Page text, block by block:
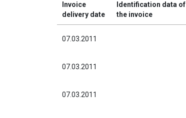
Invoice
delivery date
Identification data of
the invoice
07.03.2011
07.03.2011
07.03.2011